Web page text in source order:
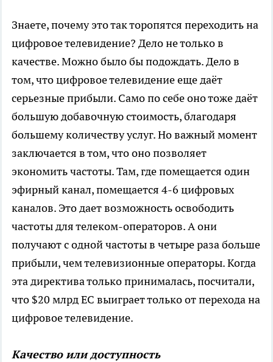
Знаете, почему это так торопятся переходить на
цифровое телевидение? Дело не только в
качестве. Можно было бы подождать. Дело в
том, что цифровое телевидение еще даёт
серьезные прибыли. Само по себе оно тоже даёт
большую добавочную стоимость, благодаря
большему количеству услуг. Но важный момент
заключается в том, что оно позволяет
экономить частоты. Там, где помещается один
эфирный канал, помещается 4-6 цифровых
каналов. Это дает возможность освободить
частоты для телеком-операторов. А они
получают с одной частоты в четыре раза больше
прибыли, чем телевизионные операторы. Когда
эта директива только принималась, посчитали,
что $20 млрд ЕС выиграет только от перехода на
цифровое телевидение.
Качество или доступность